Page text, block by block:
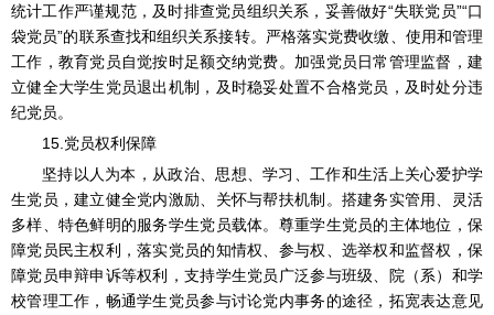
统计工作严谨规范，及时排查党员组织关系，妥善做好“失联党员”“口
袋党员”的联系查找和组织关系接转。严格落实党费收缴、使用和管理
工作，教育党员自觉按时足额交纳党费。加强党员日常管理监督，建
立健全大学生党员退出机制，及时稳妥处置不合格党员，及时处分违
纪党员。
15.党员权利保障
坚持以人为本，从政治、思想、学习、工作和生活上关心爱护学
生党员，建立健全党内激励、关怀与帮扶机制。搭建务实管用、灵活
多样、特色鲜明的服务学生党员载体。尊重学生党员的主体地位，保
障党员民主权利，落实党员的知情权、参与权、选举权和监督权，保
障党员申辩申诉等权利，支持学生党员广泛参与班级、院（系）和学
校管理工作，畅通学生党员参与讨论党内事务的途径，拓宽表达意见